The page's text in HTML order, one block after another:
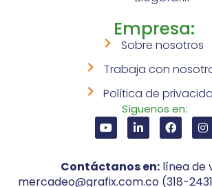
Empresa:
Sobre nosotros
Trabaja con
Política de
Síguenos en:
Contáctanos en: línea de
mercadeo@grafix.com.co (318-